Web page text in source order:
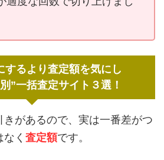
するより査定額を気にし
”一括査定サイト３選！
があるので、実は一番差がつ
く 査定額です。